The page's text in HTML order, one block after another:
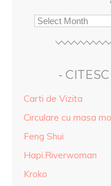
-
Carti de Vizita
Circulare cu masa
Feng Shui
Hapi.Riverwoman
Kroko